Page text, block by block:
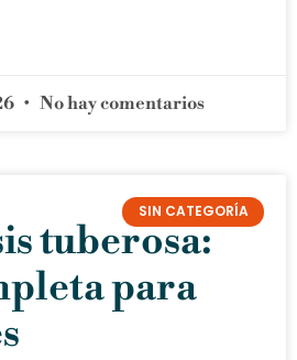
No hay comentarios
SIN CATEGORÍA
tuberosa:
para